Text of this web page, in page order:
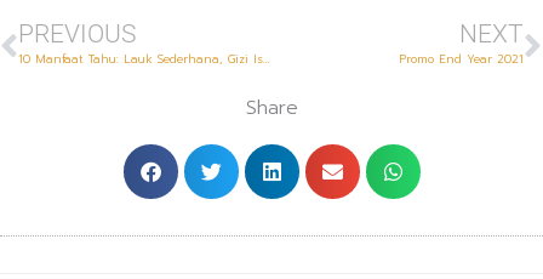
PREVIOUS
10 Manfaat Tahu: Lauk Sederhana, Gizi Istimewa
NEXT
Promo End Year 2021
Share